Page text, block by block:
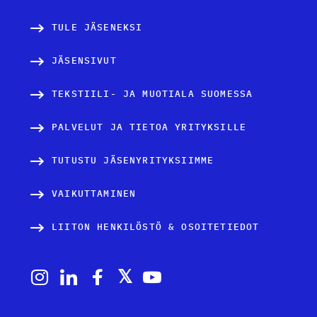
TULE JÄSENEKSI
JÄSENSIVUT
TEKSTIILI- JA MUOTIALA SUOMESSA
PALVELUT JA TIETOA YRITYKSILLE
TUTUSTU JÄSENYRITYKSIIMME
VAIKUTTAMINEN
LIITON HENKILÖSTÖ & OSOITETIEDOT